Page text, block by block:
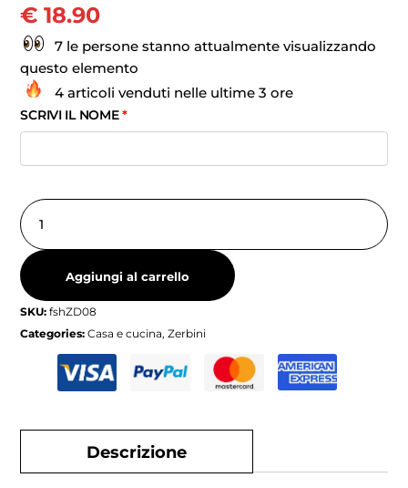
€ 18.90
7 le persone stanno attualmente visualizzando
questo elemento
4 articoli venduti nelle ultime 3 ore
SCRIVI IL NOME*
Aggiungi al carrello
SKU:fshZD08
Categories:Casa e cucina,Zerbini
Descrizione